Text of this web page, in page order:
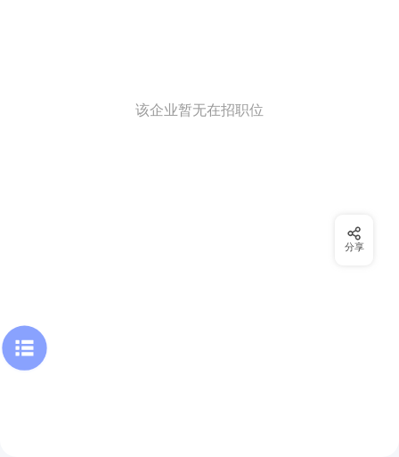
该企业暂无在招职位
分享